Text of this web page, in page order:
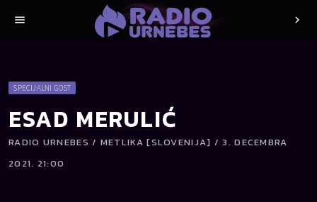
menu chevron_right
SPECIJALNI GOST
ESAD MERULIĆ
RADIO URNEBES / METLIKA [SLOVENIJA] / 3. DECEMBRA
2021. 21:00